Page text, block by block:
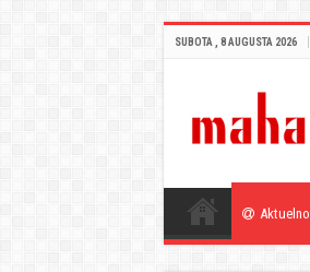
SUBOTA , 8 AUGUSTA 2026
Aktuelno